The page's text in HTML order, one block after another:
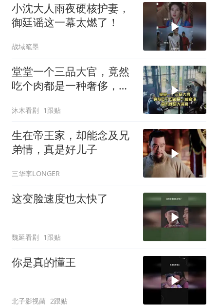
小沈大人雨夜硬核护妻，
御廷谣这一幕太燃了！
战域笔墨
堂堂一个三品大官，竟然
吃个肉都是一种奢侈，真
沐木看剧 1跟贴
生在帝王家，却能念及兄
弟情，真是好儿子
三华李LONGER
这变脸速度也太快了
魏延看剧 1跟贴
你是真的懂王
北子影视菌 2跟贴